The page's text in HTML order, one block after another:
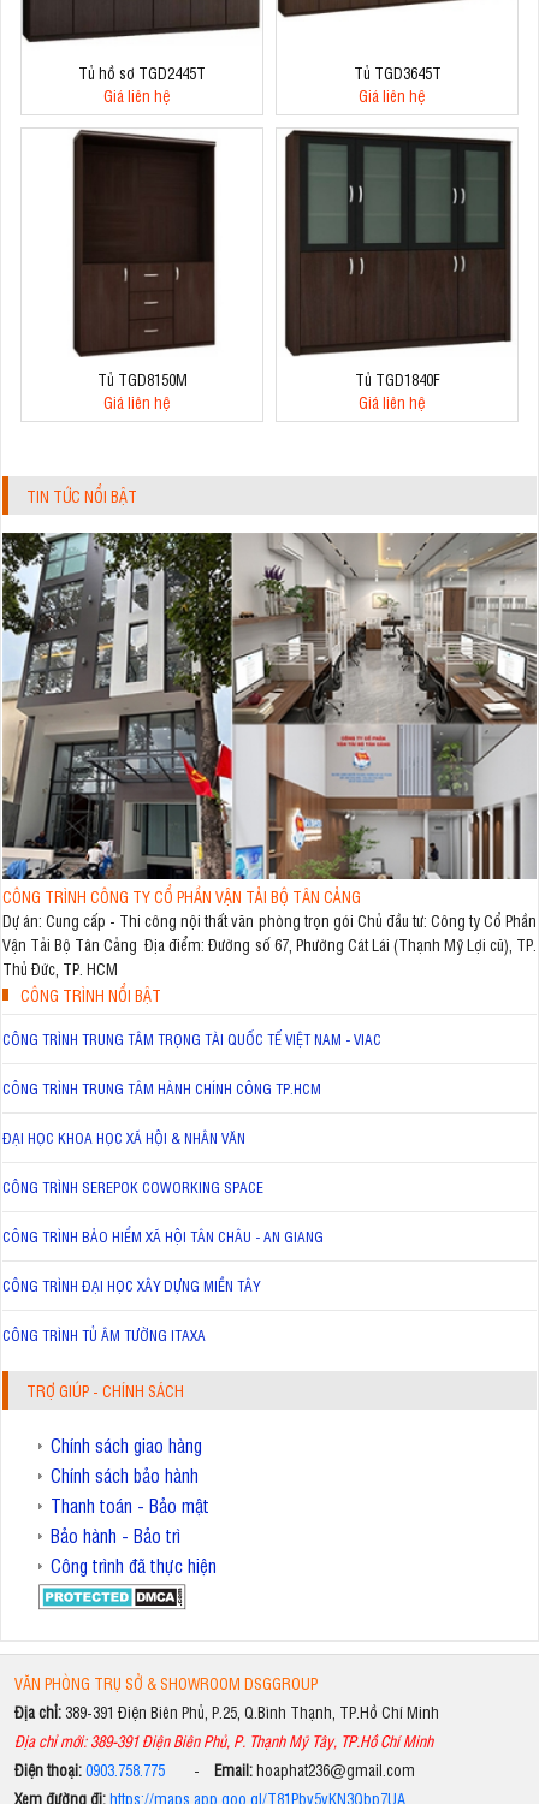
Tủ hồ sơ TGD2445T
Giá liên hệ
Tủ TGD3645T
Giá liên hệ
Tủ TGD8150M
Giá liên hệ
Tủ TGD1840F
Giá liên hệ
TIN TỨC NỔI BẬT
CÔNG TRÌNH CÔNG TY CỔ PHẦN VẬN TẢI BỘ TÂN CẢNG
Dự án: Cung cấp - Thi công nội thất văn phòng trọn gói Chủ đầu tư: Công ty Cổ Phần
Vận Tải Bộ Tân Cảng Địa điểm: Đường số 67, Phường Cát Lái (Thạnh Mỹ Lợi cũ), TP.
Thủ Đức, TP. HCM
CÔNG TRÌNH NỔI BẬT
CÔNG TRÌNH TRUNG TÂM TRỌNG TÀI QUỐC TẾ VIỆT NAM - VIAC
CÔNG TRÌNH TRUNG TÂM HÀNH CHÍNH CÔNG TP.HCM
ĐẠI HỌC KHOA HỌC XÃ HỘI & NHÂN VĂN
CÔNG TRÌNH SEREPOK COWORKING SPACE
CÔNG TRÌNH BẢO HIỂM XÃ HỘI TÂN CHÂU - AN GIANG
CÔNG TRÌNH ĐẠI HỌC XÂY DỰNG MIỀN TÂY
CÔNG TRÌNH TỦ ÂM TƯỜNG ITAXA
TRỢ GIÚP - CHÍNH SÁCH
Chính sách giao hàng
Chính sách bảo hành
Thanh toán - Bảo mật
Bảo hành - Bảo trì
Công trình đã thực hiện
VĂN PHÒNG TRỤ SỞ & SHOWROOM DSGGROUP
Địa chỉ: 389-391 Điện Biên Phủ, P.25, Q.Bình Thạnh, TP.Hồ Chí Minh
Địa chỉ mới: 389-391 Điện Biên Phủ, P. Thạnh Mỹ Tây, TP.Hồ Chí Minh
Điện thoại:0903.758.775- Email:hoaphat236@gmail.com
Xem đường đi:https://maps.app.goo.gl/T81Pbv5vKN3Qbp7UA